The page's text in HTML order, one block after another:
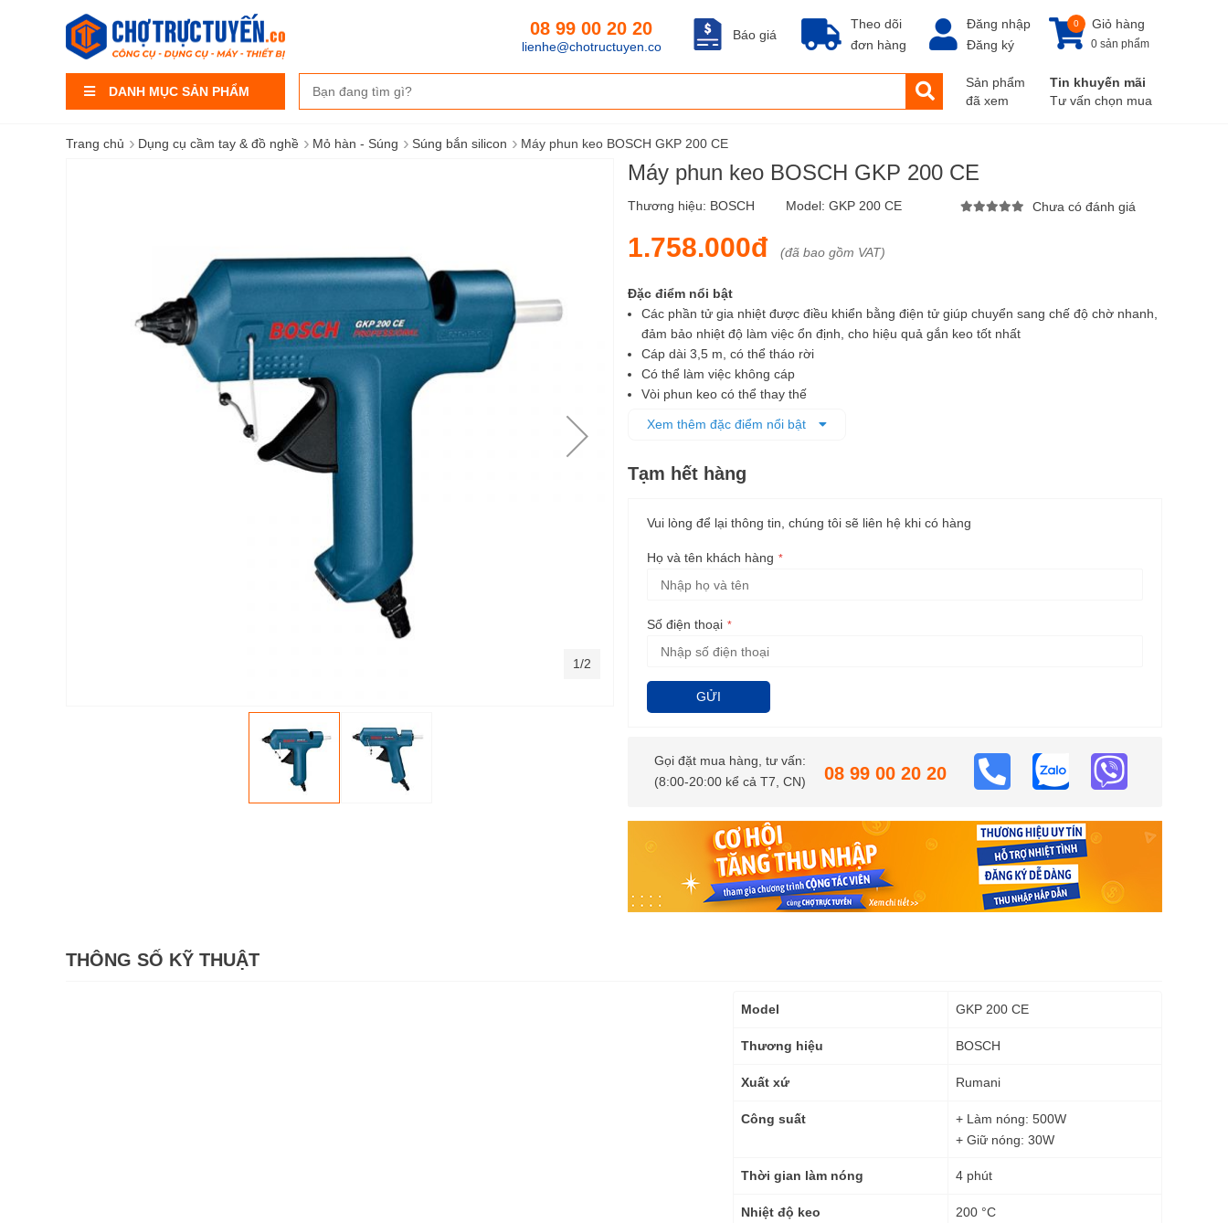
DANH MỤC SẢN PHẨM
Theo dõi
đơn hàng
Báo giá
08 99 00 20 20
lienhe@chotructuyen.co
Đăng nhập
Đăng ký
Giỏ hàng
0
0 sản phẩm
Sản phẩm
đã xem
Tin khuyến mãi
Tư vấn chọn mua
Trang chủ › Dụng cụ cầm tay & đồ nghề › Mỏ hàn - Súng › Súng bắn silicon › Máy phun keo BOSCH GKP 200 CE
Máy phun keo BOSCH GKP 200 CE
Thương hiệu: BOSCH Model: GKP 200 CE Chưa có đánh giá
1.758.000đ (đã bao gồm VAT)
Đặc điểm nổi bật
Các phần tử gia nhiệt được điều khiển bằng điện tử giúp chuyển sang chế độ chờ nhanh,
đảm bảo nhiệt độ làm việc ổn định, cho hiệu quả gắn keo tốt nhất
Cáp dài 3,5 m, có thể tháo rời
Có thể làm việc không cáp
Vòi phun keo có thể thay thế
Sử dụng để dán nhựa, vải, kim loại...
Xem thêm đặc điểm nổi bật
Tạm hết hàng
Vui lòng để lại thông tin, chúng tôi sẽ liên hệ khi có hàng
Họ và tên khách hàng
Số điện thoại
GỬI
Gọi đặt mua hàng, tư vấn:
(8:00-20:00 kể cả T7, CN)
08 99 00 20 20
1/2
THÔNG SỐ KỸ THUẬT
Thông
kỹ
Model GKP 200 CE
Thương hiệu BOSCH
Xuất xứ Rumani
Công suất
+ Làm nóng: 500W
+ Giữ nóng: 30W
Thời gian làm nóng 4 phút
Nhiệt độ keo 200 °C